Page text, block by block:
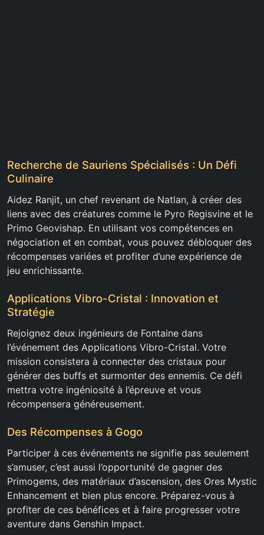
Recherche de Sauriens Spécialisés : Un Défi
Culinaire
Aidez Ranjit, un chef revenant de Natlan, à créer des
liens avec des créatures comme le Pyro Regisvine et le
Primo Geovishap. En utilisant vos compétences en
négociation et en combat, vous pouvez débloquer des
récompenses variées et profiter d’une expérience de
jeu enrichissante.
Applications Vibro-Cristal : Innovation et
Stratégie
Rejoignez deux ingénieurs de Fontaine dans
l’événement des Applications Vibro-Cristal. Votre
mission consistera à connecter des cristaux pour
générer des buffs et surmonter des ennemis. Ce défi
mettra votre ingéniosité à l’épreuve et vous
récompensera généreusement.
Des Récompenses à Gogo
Participer à ces événements ne signifie pas seulement
s’amuser, c’est aussi l’opportunité de gagner des
Primogems, des matériaux d’ascension, des Ores Mystic
Enhancement et bien plus encore. Préparez-vous à
profiter de ces bénéfices et à faire progresser votre
aventure dans Genshin Impact.